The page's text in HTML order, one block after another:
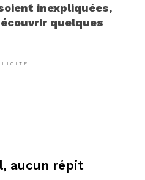
inexpliquées,
quelques
aucun répit